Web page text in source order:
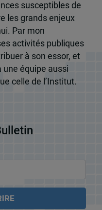
susceptibles de
les grands enjeux
Par mon
activités publiques
à son essor, et
une équipe aussi
celle de l’Institut.